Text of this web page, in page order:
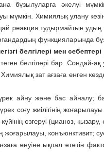
бұзылуларға әкелуі
мүмкін. Химиялық улану
реакция тудырмайтын удың
функцияларында
белгілері мен
белгілері бар. Сондай-
Химиялық зат ағзаға енген
жүрек айну және бас
соғу жиілігінің
күйінің өзгеруі (цианоз,
конъюнктивит;
енуіне ықпал ететін